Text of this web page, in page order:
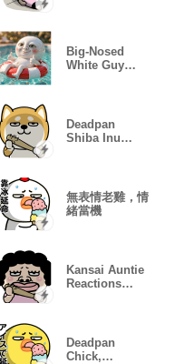
Big-Nosed
White Guy
Deadpan
Shiba Inu
無表情老雞，情
緒當機
Kansai Auntie
Reactions
Deadpan
Chick,